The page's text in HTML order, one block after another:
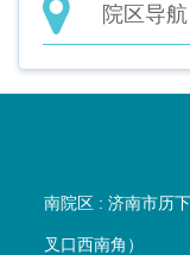
院区导航
南院区 : 济南市历
叉口西南角）